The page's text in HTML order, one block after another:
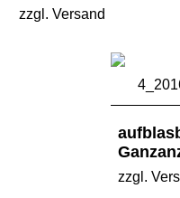
zzgl. Versand
zzgl.